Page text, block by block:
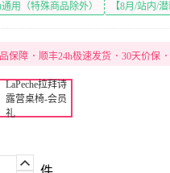
用（特殊商品除外） 【8月/站内/
保障 ･ 顺丰24h极速发货 ･ 30天价保 ･
LaPeche拉拜诗
露营桌椅-会员
礼